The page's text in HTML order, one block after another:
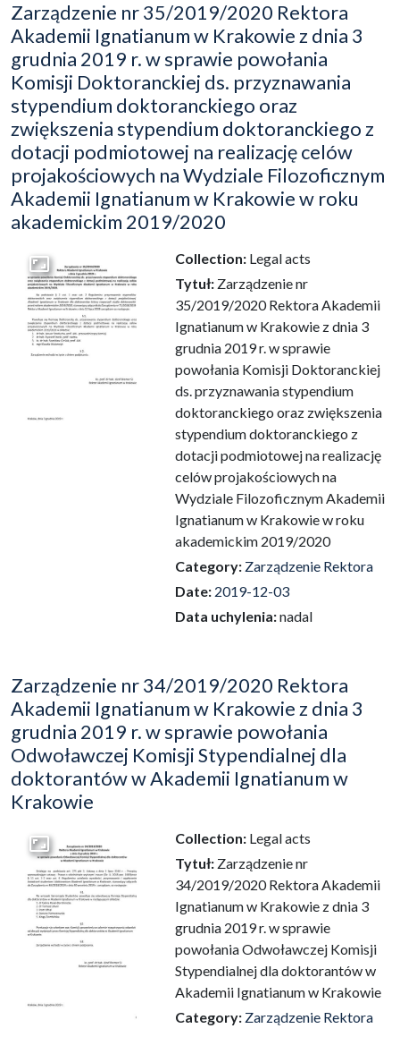
Zarządzenie nr 35/2019/2020 Rektora
Akademii Ignatianum w Krakowie z dnia 3
grudnia 2019 r. w sprawie powołania
Komisji Doktoranckiej ds. przyznawania
stypendium doktoranckiego oraz
zwiększenia stypendium doktoranckiego z
dotacji podmiotowej na realizację celów
projakościowych na Wydziale Filozoficznym
Akademii Ignatianum w Krakowie w roku
akademickim 2019/2020
Go to the collection
Collection: Legal acts
Tytuł: Zarządzenie nr
35/2019/2020 Rektora Akademii
Ignatianum w Krakowie z dnia 3
grudnia 2019 r. w sprawie
powołania Komisji Doktoranckiej
ds. przyznawania stypendium
doktoranckiego oraz zwiększenia
stypendium doktoranckiego z
dotacji podmiotowej na realizację
celów projakościowych na
Wydziale Filozoficznym Akademii
Ignatianum w Krakowie w roku
akademickim 2019/2020
Category: Zarządzenie Rektora
Date: 2019-12-03
Data uchylenia:nadal
Zarządzenie nr 34/2019/2020 Rektora
Akademii Ignatianum w Krakowie z dnia 3
grudnia 2019 r. w sprawie powołania
Odwoławczej Komisji Stypendialnej dla
doktorantów w Akademii Ignatianum w
Krakowie
Go to the collection
Collection: Legal acts
Tytuł: Zarządzenie nr
34/2019/2020 Rektora Akademii
Ignatianum w Krakowie z dnia 3
grudnia 2019 r. w sprawie
powołania Odwoławczej Komisji
Stypendialnej dla doktorantów w
Akademii Ignatianum w Krakowie
Category: Zarządzenie Rektora